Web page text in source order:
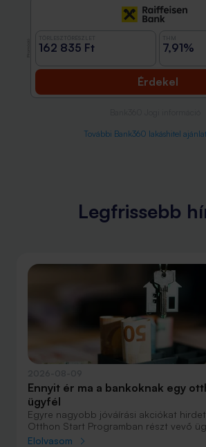
162 835 Ft 7,91%
Érdekel
További Bank360 lakáshitel
Legfrissebb
Ennyit ér ma a bankoknak egy
ügyfél
Egyre nagyobb jóváírási akciókat
Otthon Start Programban részt vevő
ahol összesen akár félmillió forint
Elolvasom